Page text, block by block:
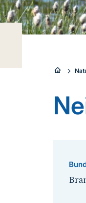
Sie
sind
hier: